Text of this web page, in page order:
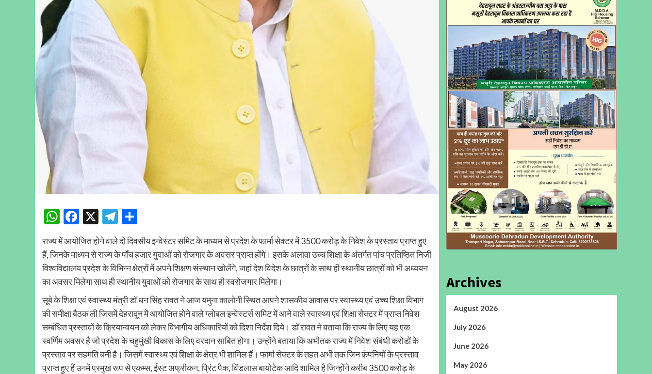
WhatsApp
Facebook
X Telegram
राज्य में आयोजित होने वाले दो दिवसीय इन्वेस्टर समिट के माध्यम से प्रदेश के फार्मा सेक्टर में 3500 करोड़ के निवेश के प्रस्ताव प्राप्त हुए
हैं, जिनके माध्यम से राज्य के पाँच हजार युवाओं को रोजगार के अवसर प्राप्त होंगे। इसके अलावा उच्च शिक्षा के अंतर्गत पांच प्रतिष्ठित निजी
विश्वविद्यालय प्रदेश के विभिन्न क्षेत्रों में अपने शिक्षण संस्थान खोलेंगे, जहां देश विदेश के छात्रों के साथ ही स्थानीय छात्रों को भी अध्ययन
का अवसर मिलेगा साथ ही स्थानीय युवाओं को रोजगार के साथ ही स्वरोजगार मिलेगा।
सूबे के शिक्षा एवं स्वास्थ्य मंत्री डॉ धन सिंह रावत ने आज यमुना कालोनी स्थित आपने शासकीय आवास पर स्वास्थ्य एवं उच्च शिक्षा विभाग
की समीक्षा बैठक ली जिसमें देहरादून में आयोजित होने वाले ग्लोबल इन्वेस्टर्स समिट में आने वाले स्वास्थ्य एवं शिक्षा सेक्टर में प्राप्त निवेश
सम्बंधित प्रस्तावों के क्रियान्वयन को लेकर विभागीय अधिकारियों को दिशा निर्देश दिये। डॉ रावत ने बताया कि राज्य के लिए यह एक
स्वर्णिम अवसर है जो प्रदेश के चहुमुंखी विकास के लिए वरदान साबित होगा। उन्होंने बताया कि अभीतक राज्य में निवेश संबंधी करोडों के
प्रस्ताव पर सहमति बनी है। जिसमें स्वास्थ्य एवं शिक्षा के क्षेत्र भी शामिल हैं। फार्मा सेक्टर के तहत अभी तक जिन कंपनियों के प्रस्ताव
प्राप्त हुए हैं उनमें प्रमुख रूप से एकम्स, ईस्ट अफ्रीकन, प्रिंट पैक, विंडलास बायोटेक आदि शामिल है जिन्होंने करीब 3500 करोड़ के
Archives
August 2026
July 2026
June 2026
May 2026